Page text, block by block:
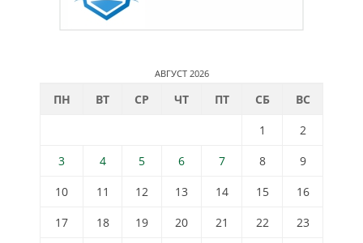
АВГУСТ 2026
ПН ВТ СР ЧТ ПТ СБ
ВС
1
2
3
4 5 6 7 8
9
10
11 12 13 14 15
16
17
18 19 20 21 22
23